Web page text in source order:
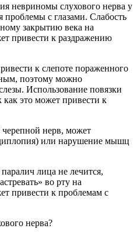
невриномы слухового нерва у
проблемы с глазами. Слабость
закрытию века на
привести к раздражению
к слепоте пораженного
поэтому можно
Использование повязки
как это может привести к
нерв, может
или нарушение мышц
лица не лечится,
во рту на
привести к проблемам с